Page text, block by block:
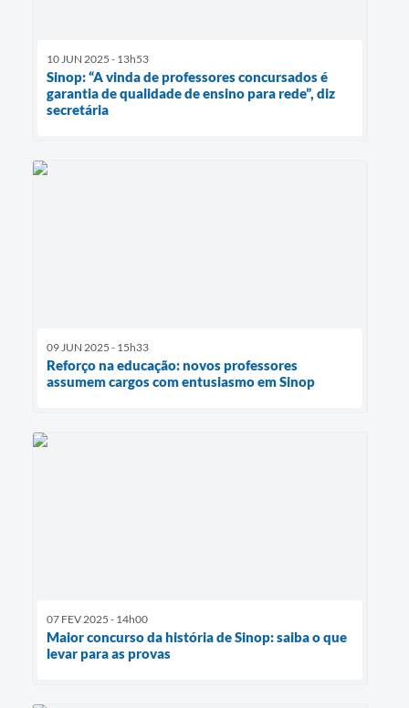
10 JUN 2025 - 13h53
Sinop: “A vinda de professores concursados é
garantia de qualidade de ensino para rede”, diz
secretária
09 JUN 2025 - 15h33
Reforço na educação: novos professores
assumem cargos com entusiasmo em Sinop
07 FEV 2025 - 14h00
Maior concurso da história de Sinop: saiba o que
levar para as provas